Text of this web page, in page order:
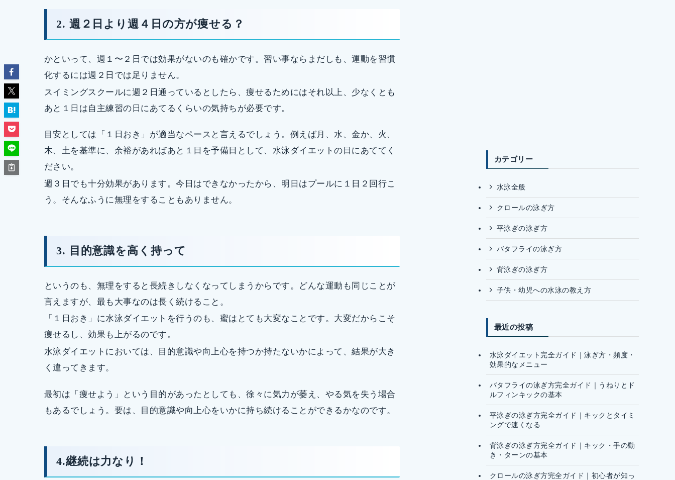
2. 週２日より週４日の方が痩せる？
かといって、週１〜２日では効果がないのも確かです。習い事ならまだしも、運動を習慣
化するには週２日では足りません。
スイミングスクールに週２日通っているとしたら、痩せるためにはそれ以上、少なくとも
あと１日は自主練習の日にあてるくらいの気持ちが必要です。
目安としては「１日おき」が適当なペースと言えるでしょう。例えば月、水、金か、火、
木、土を基準に、余裕があればあと１日を予備日として、水泳ダイエットの日にあててく
ださい。
週３日でも十分効果があります。今日はできなかったから、明日はプールに１日２回行こ
う。そんなふうに無理をすることもありません。
3. 目的意識を高く持って
というのも、無理をすると長続きしなくなってしまうからです。どんな運動も同じことが
言えますが、最も大事なのは長く続けること。
「１日おき」に水泳ダイエットを行うのも、蜜はとても大変なことです。大変だからこそ
痩せるし、効果も上がるのです。
水泳ダイエットにおいては、目的意識や向上心を持つか持たないかによって、結果が大き
く違ってきます。
最初は「痩せよう」という目的があったとしても、徐々に気力が萎え、やる気を失う場合
もあるでしょう。要は、目的意識や向上心をいかに持ち続けることができるかなのです。
4.継続は力なり！
カテゴリー
水泳全般
クロールの泳ぎ方
平泳ぎの泳ぎ方
バタフライの泳ぎ方
背泳ぎの泳ぎ方
子供・幼児への水泳の教え方
最近の投稿
水泳ダイエット完全ガイド｜泳ぎ方・頻度・
効果的なメニュー
バタフライの泳ぎ方完全ガイド｜うねりとド
ルフィンキックの基本
平泳ぎの泳ぎ方完全ガイド｜キックとタイミ
ングで速くなる
背泳ぎの泳ぎ方完全ガイド｜キック・手の動
き・ターンの基本
クロールの泳ぎ方完全ガイド｜初心者が知っ